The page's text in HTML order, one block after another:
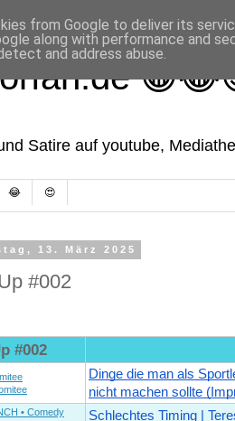
Satire auf youtube,
😂 😍
13. März 2025
#002
#002
Dinge die man als
nicht machen sollte
• Comedy
Schlechtes Timing |
from Google to deliver its
along with performance and
and address abuse.